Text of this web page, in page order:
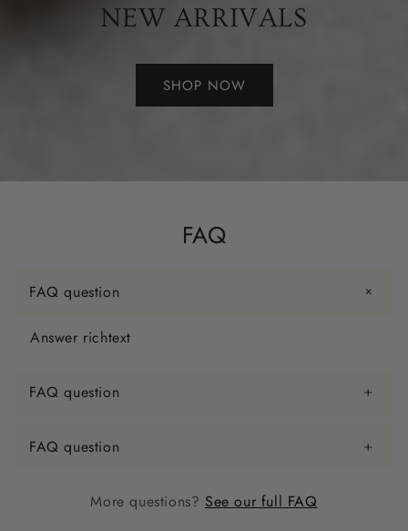
NEW ARRIVALS
SHOP NOW
FAQ
FAQ question
Answer richtext
FAQ question
FAQ question
More questions? See our full FAQ